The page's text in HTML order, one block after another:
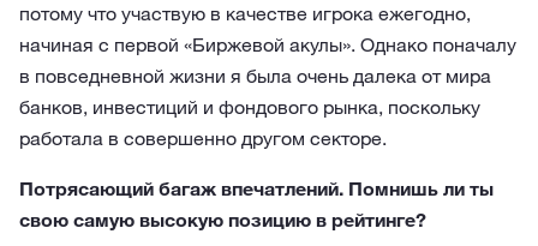
потому что участвую в качестве игрока ежегодно,
начиная с первой «Биржевой акулы». Однако поначалу
в повседневной жизни я была очень далека от мира
банков, инвестиций и фондового рынка, поскольку
работала в совершенно другом секторе.
Потрясающий багаж впечатлений. Помнишь ли ты
свою самую высокую позицию в рейтинге?